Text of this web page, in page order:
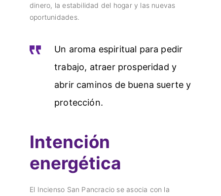
dinero, la estabilidad del hogar y las nuevas
oportunidades.
Un aroma espiritual para pedir
trabajo, atraer prosperidad y
abrir caminos de buena suerte y
protección.
Intención
energética
El Incienso San Pancracio se asocia con la